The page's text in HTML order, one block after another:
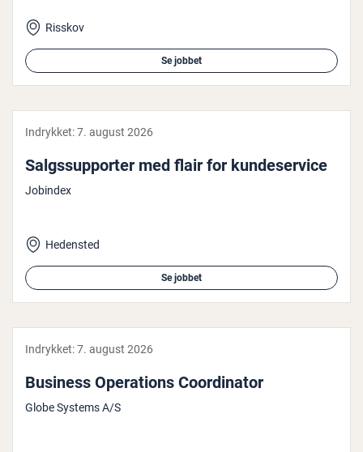
Risskov
Se jobbet
Indrykket:7. august 2026
Salgs­sup­por­ter med flair for kun­de­ser­vi­ce
Jobindex
Hedensted
Se jobbet
Indrykket:7. august 2026
Business Ope­ra­tions Co­or­di­na­tor
Globe Systems A/S